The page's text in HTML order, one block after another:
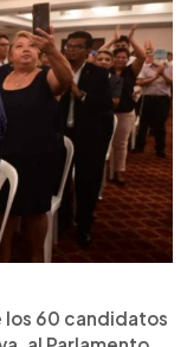
los 60 candidatos